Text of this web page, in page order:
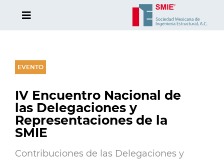
EVENTO
IV Encuentro Nacional de
las Delegaciones y
Representaciones de la
SMIE
Contribuciones de las Delegaciones y